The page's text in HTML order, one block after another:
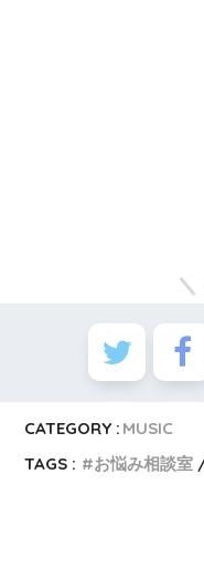
CATEGORY : MUSIC
TAGS :
お悩み相談室